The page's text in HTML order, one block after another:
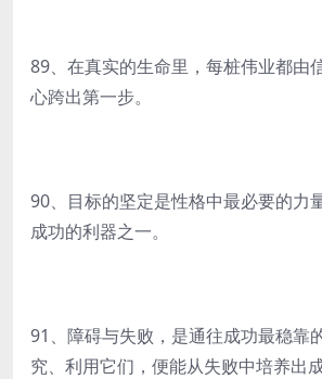
89、在真实的生命里，每桩伟业都由
心跨出第一步。
90、目标的坚定是性格中最必要的力
成功的利器之一。
91、障碍与失败，是通往成功最稳靠
究、利用它们，便能从失败中培养出成